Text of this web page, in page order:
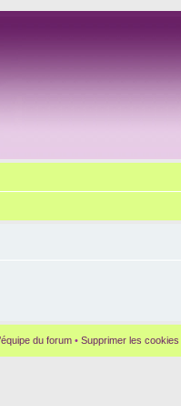
du forum • Supprimer les